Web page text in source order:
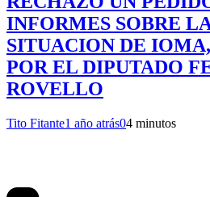
INFORMES SOBRE
SITUACION DE
POR EL DIPUTADO
ROVELLO
Tito Fitante1 año atrás04 minutos